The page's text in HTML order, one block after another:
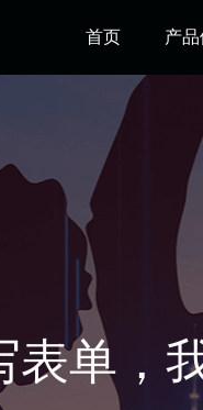
首页 产
表单，